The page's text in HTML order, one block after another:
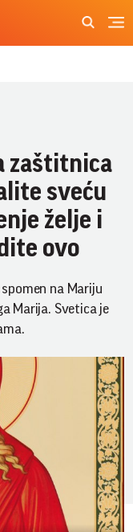
zaštitnica
sveću
želje i
ovo
na Mariju
Marija. Svetica je